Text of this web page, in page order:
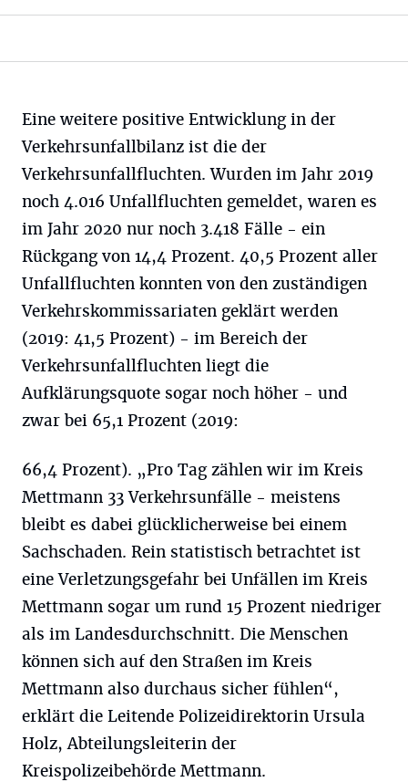
Eine weitere positive Entwicklung in der
Verkehrsunfallbilanz ist die der
Verkehrsunfallfluchten. Wurden im Jahr 2019
noch 4.016 Unfallfluchten gemeldet, waren es
im Jahr 2020 nur noch 3.418 Fälle - ein
Rückgang von 14,4 Prozent. 40,5 Prozent aller
Unfallfluchten konnten von den zuständigen
Verkehrskommissariaten geklärt werden
(2019: 41,5 Prozent) - im Bereich der
Verkehrsunfallfluchten liegt die
Aufklärungsquote sogar noch höher - und
zwar bei 65,1 Prozent (2019:
66,4 Prozent). „Pro Tag zählen wir im Kreis
Mettmann 33 Verkehrsunfälle - meistens
bleibt es dabei glücklicherweise bei einem
Sachschaden. Rein statistisch betrachtet ist
eine Verletzungsgefahr bei Unfällen im Kreis
Mettmann sogar um rund 15 Prozent niedriger
als im Landesdurchschnitt. Die Menschen
können sich auf den Straßen im Kreis
Mettmann also durchaus sicher fühlen“,
erklärt die Leitende Polizeidirektorin Ursula
Holz, Abteilungsleiterin der
Kreispolizeibehörde Mettmann.